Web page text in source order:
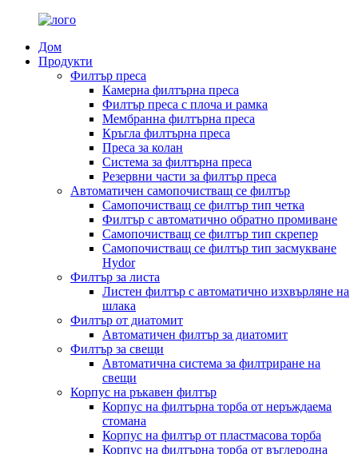
Дом
Продукти
Филтър преса
Камерна филтърна преса
Филтър преса с плоча и рамка
Мембранна филтърна преса
Кръгла филтърна преса
Преса за колан
Система за филтърна преса
Резервни части за филтър преса
Автоматичен самопочистващ се филтър
Самопочистващ се филтър тип четка
Филтър с автоматично обратно промиване
Самопочистващ се филтър тип скрепер
Самопочистващ се филтър тип засмукване
Hydor
Филтър за листа
Листен филтър с автоматично изхвърляне на
шлака
Филтър от диатомит
Автоматичен филтър за диатомит
Филтър за свещи
Автоматична система за филтриране на
свещи
Корпус на ръкавен филтър
Корпус на филтърна торба от неръждаема
стомана
Корпус на филтър от пластмасова торба
Корпус на филтърна торба от въглеродна